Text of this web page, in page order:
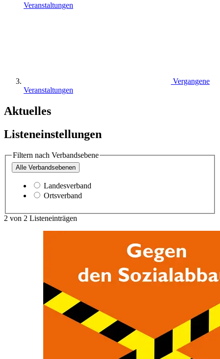
Veranstaltungen
Vergangene
Veranstaltungen
Aktuelles
Listeneinstellungen
Filtern nach Verbandsebene
Alle Verbandsebenen
Landesverband
Ortsverband
2 von 2 Listeneinträgen